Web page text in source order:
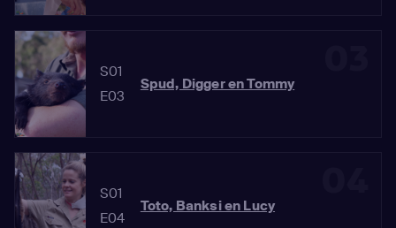
S01
E03
Spud, Digger en Tommy
S01
E04
Toto, Banksi en Lucy